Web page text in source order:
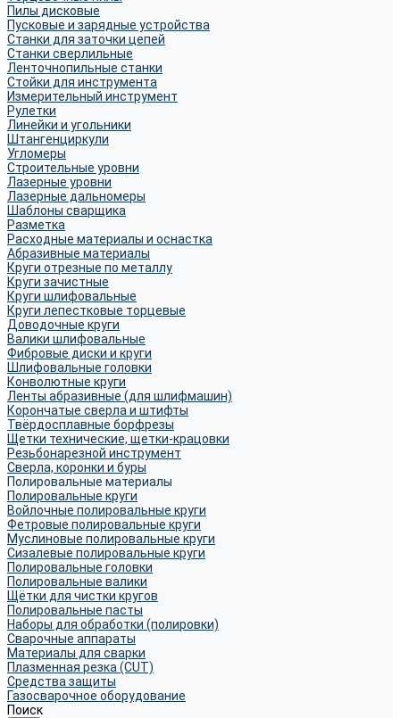
Пилы дисковые
Пусковые и зарядные устройства
Станки для заточки цепей
Станки сверлильные
Ленточнопильные станки
Стойки для инструмента
Измерительный инструмент
Рулетки
Линейки и угольники
Штангенциркули
Угломеры
Строительные уровни
Лазерные уровни
Лазерные дальномеры
Шаблоны сварщика
Разметка
Расходные материалы и оснастка
Абразивные материалы
Круги отрезные по металлу
Круги зачистные
Круги шлифовальные
Круги лепестковые торцевые
Доводочные круги
Валики шлифовальные
Фибровые диски и круги
Шлифовальные головки
Конволютные круги
Ленты абразивные (для шлифмашин)
Корончатые сверла и штифты
Твёрдосплавные борфрезы
Щетки технические, щетки-крацовки
Резьбонарезной инструмент
Сверла, коронки и буры
Полировальные материалы
Полировальные круги
Войлочные полировальные круги
Фетровые полировальные круги
Муслиновые полировальные круги
Cизалевые полировальные круги
Полировальные головки
Полировальные валики
Щётки для чистки кругов
Полировальные пасты
Наборы для обработки (полировки)
Сварочные аппараты
Материалы для сварки
Плазменная резка (CUT)
Средства защиты
Газосварочное оборудование
Поиск